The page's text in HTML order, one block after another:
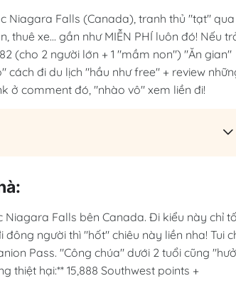
Niagara Falls (Canada), tranh thủ "tạt" qua
thuê xe... gần như MIỄN PHÍ luôn đó! Nếu
(cho 2 người lớn + 1 "mầm non") "Ăn gian"
cách đi du lịch "hầu như free" + review
ở comment đó, "nhào vô" xem liền đi!
Falls bên Canada. Đi kiểu này chỉ
người thì "hốt" chiêu này liền nha! Tui
Pass. "Công chúa" dưới 2 tuổi cũng
thiệt hại:** 15,888 Southwest points +